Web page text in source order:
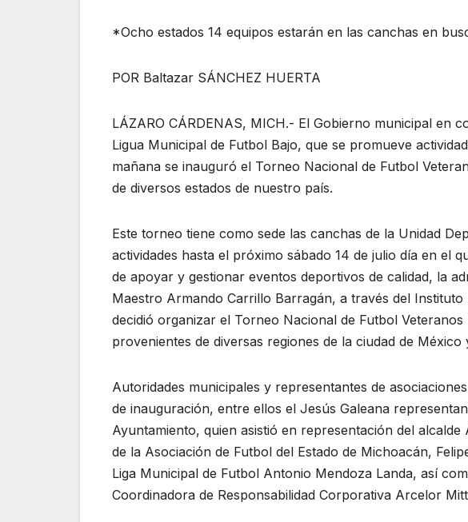
*Ocho estados 14 equipos estarán en las canchas en
POR Baltazar SÁNCHEZ HUERTA
LÁZARO CÁRDENAS, MICH.- El Gobierno municipal en
Ligua Municipal de Futbol Bajo, que se promueve
mañana se inauguró el Torneo Nacional de Futbol
de diversos estados de nuestro país.
Este torneo tiene como sede las canchas de la Unidad
actividades hasta el próximo sábado 14 de julio día en el
de apoyar y gestionar eventos deportivos de calidad, la
Maestro Armando Carrillo Barragán, a través del
decidió organizar el Torneo Nacional de Futbol
provenientes de diversas regiones de la ciudad de México
Autoridades municipales y representantes de
de inauguración, entre ellos el Jesús Galeana
Ayuntamiento, quien asistió en representación del
de la Asociación de Futbol del Estado de Michoacán,
Liga Municipal de Futbol Antonio Mendoza Landa, así
Coordinadora de Responsabilidad Corporativa Arcelor